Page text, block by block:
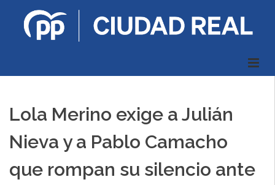
Lola Merino exige a Julián
Nieva y a Pablo Camacho
que rompan su silencio ante